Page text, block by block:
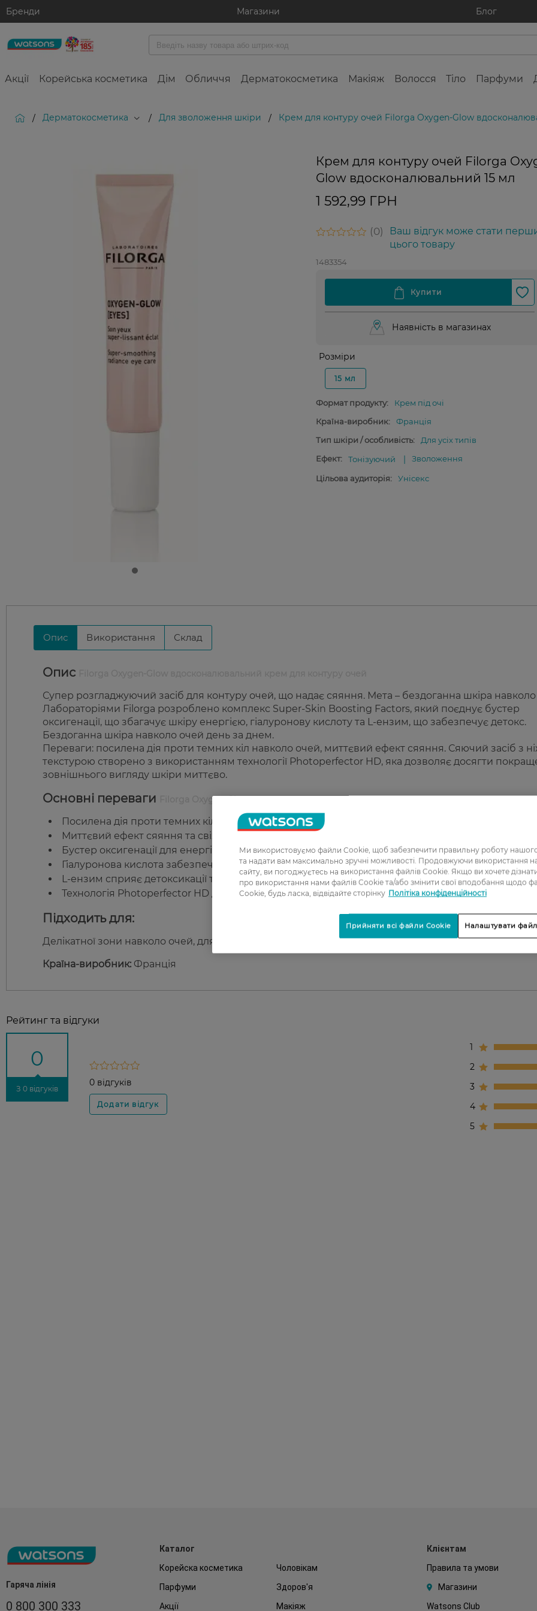
Бренди Магазини Блог
Акції Корейська косметика Дім Обличчя Дерматокосметика Макіяж Волосся Тіло Парфуми
/ Дерматокосметика / Для зволоження шкіри / Крем для контуру очей Filorga Oxygen-Glow
Крем для контуру очей Filorga
Glow вдосконалювальний 15 мл
1 592,99 ГРН
0
Ваш відгук може стати
цього товару
1483354
Наявність в магазинах
Розміри
15 мл
Формат продукту:
Крем під очі
Країна-виробник:
Франція
Тип шкіри / особливість:
Для усіх типів
Ефект:
Тонізуючий Зволоження
Цільова аудиторія: Унісекс
Опис Використання Склад
Опис
Супер розгладжуючий засіб для контуру очей, що надає сяяння. Мета – бездоганна шкіра
Лабораторіями Filorga розроблено комплекс Super-Skin Boosting Factors, який поєднує бустер
оксигенації, що збагачує шкіру енергією, гіалуронову кислоту та L-ензим, що забезпечує детокс.
Бездоганна шкіра навколо очей день за днем.
Переваги: посилена дія проти темних кіл навколо очей, миттєвий ефект сяяння. Сяючий засіб з
текстурою створено з використанням технології Photoperfector HD, яка дозволяє досягти
зовнішнього вигляду шкіри миттєво.
Основні переваги Filorga Oxygen-Glow
Посилена дія проти темних кіл навколо очей.
Миттєвий ефект сяяння та свіжості шкіри.
Бустер оксигенації для енергії шкіри.
Гіалуронова кислота забезпечує зволоження.
L-ензим сприяє детоксикації та очищенню шкіри.
Технологія Photoperfector HD для миттєвого покращення зовнішнього вигляду.
Підходить для:
Делікатної зони навколо очей, для всіх типів шкіри, особливо для тьмяної та втомленої шкіри.
Країна-виробник: Франція
Рейтинг та відгуки
0
З 0 відгуків
0 відгуків
1
2
3
4
5
Гаряча лінія
0 800 300 333
Каталог
Корейска косметика
Чоловікам
Парфуми
Здоров'я
Акції
Макіяж
Клієнтам
Правила та умови
Магазини
Watsons Club
Ми використовуємо файли Cookie, щоб забезпечити правильну роботу
та надати вам максимально зручні можливості. Продовжуючи використання
сайту, ви погоджуєтесь на використання файлів Cookie. Якщо ви хочете
про використання нами файлів Cookie та/або змінити свої вподобання щодо
Cookie, будь ласка, відвідайте сторінку Політіка конфіденційності
Налаштувати
Прийняти всі файли Cookie